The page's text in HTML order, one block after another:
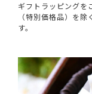
ギフトラッピングを
（特別価格品）を
す。